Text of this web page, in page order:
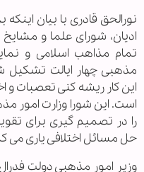
نورالحق قادری با بیان
ادیان، شورای علما و
تمام مذاهب اسلامی و
مذهبی چهار ایالت
این کار ریشه کنی تعصبات و
است. این شورا وزارت امور
را در تصمیم گیری برای
حل مسائل اختلافی یاری می
وزیر امور مذهبی دولت